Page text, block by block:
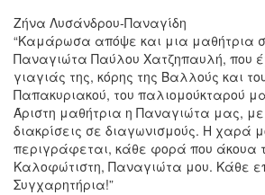
Ζήνα Λυσάνδρου-Παναγίδη
“Καμάρωσα απόψε και μια μαθήτρια
Παναγιώτα Παύλου Χατζηπαυλή, που
γιαγιάς της, κόρης της Βαλλούς και
Παπακυριακού, του παλιομούκταρού
Άριστη μαθήτρια η Παναγιώτα μας, με
διακρίσεις σε διαγωνισμούς. Η χαρά
περιγράφεται, κάθε φορά που άκουα
Καλοφώτιστη, Παναγιώτα μου. Κάθε
Συγχαρητήρια!”